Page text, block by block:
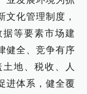
文化管理制度，
等要素市场建
健全、竞争有序
地、税收、人
进体系，健全覆